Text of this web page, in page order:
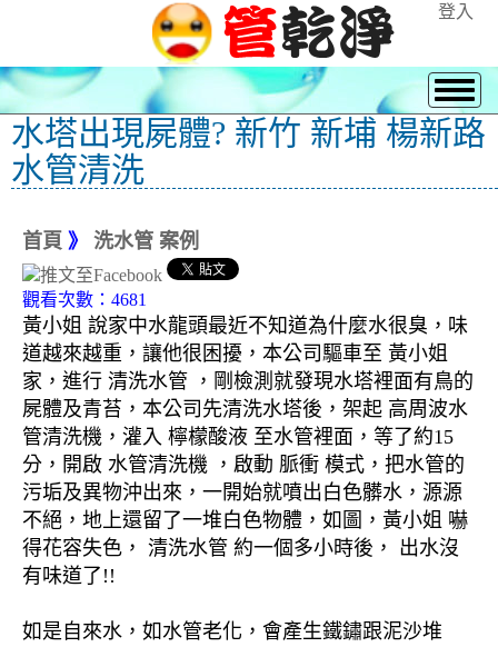
登入
水塔出現屍體? 新竹 新埔 楊新路
水管清洗
首頁 》 洗水管 案例
觀看次數：4681
黃小姐 說家中水龍頭最近不知道為什麼水很臭，味
道越來越重，讓他很困擾，本公司驅車至 黃小姐
家，進行 清洗水管 ，剛檢測就發現水塔裡面有鳥的
屍體及青苔，本公司先清洗水塔後，架起 高周波水
管清洗機，灌入 檸檬酸液 至水管裡面，等了約15
分，開啟 水管清洗機 ，啟動 脈衝 模式，把水管的
污垢及異物沖出來，一開始就噴出白色髒水，源源
不絕，地上還留了一堆白色物體，如圖，黃小姐 嚇
得花容失色， 清洗水管 約一個多小時後， 出水沒
有味道了!!
如是自來水，如水管老化，會產生鐵鏽跟泥沙堆